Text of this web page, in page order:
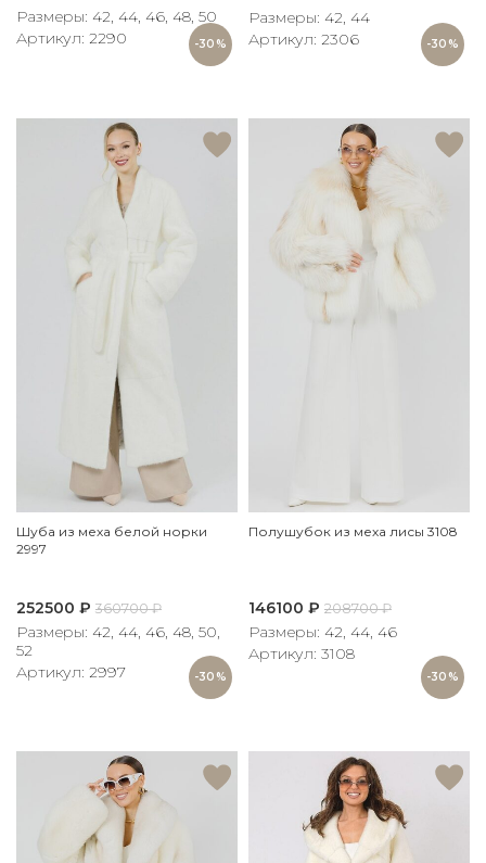
-30%
Размеры: 42, 44, 46, 48, 50
Артикул: 2290
-30%
Размеры: 42, 44
Артикул: 2306
-30%
Шуба из меха белой норки
2997
252500 ₽ 360700₽
Размеры: 42, 44, 46, 48, 50,
52
Артикул: 2997
-30%
Полушубок из меха лисы 3108
146100 ₽ 208700₽
Размеры: 42, 44, 46
Артикул: 3108